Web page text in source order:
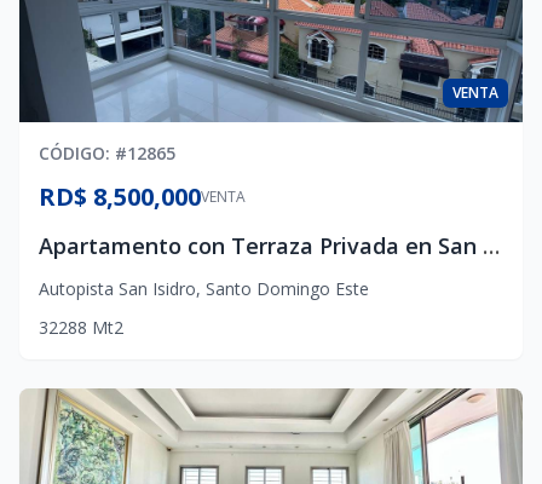
VENTA
CÓDIGO: #12865
VENTA
RD$ 8,500,000
Apartamento con Terraza Privada en San Isidro | RD$8.5 Millones
Autopista San Isidro, Santo Domingo Este
32288 Mt2